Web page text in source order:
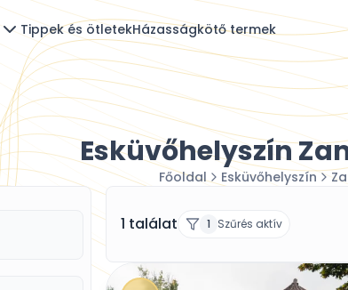
Tippek és ötletekHázasságkötő termek
Esküvőhelyszín
Főoldal Esküvőhelyszín
1 találat 1 Szűrés aktív